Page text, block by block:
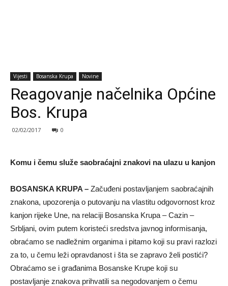
Vijesti Bosanska Krupa Novine
Reagovanje načelnika Općine
Bos. Krupa
02/02/2017 0
Komu i čemu služe saobraćajni znakovi na ulazu u kanjon
BOSANSKA KRUPA – Začuđeni postavljanjem saobraćajnih
znakona, upozorenja o putovanju na vlastitu odgovornost kroz
kanjon rijeke Une, na relaciji Bosanska Krupa – Cazin –
Srbljani, ovim putem koristeći sredstva javnog informisanja,
obraćamo se nadležnim organima i pitamo koji su pravi razlozi
za to, u čemu leži opravdanost i šta se zapravo želi postići?
Obraćamo se i građanima Bosanske Krupe koji su
postavljanje znakova prihvatili sa negodovanjem o čemu